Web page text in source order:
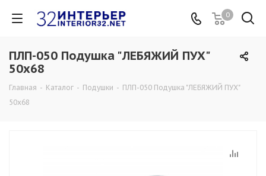
0
ПЛП-050 Подушка "ЛЕБЯЖИЙ ПУХ"
50х68
Главная - Каталог - Подушки - ПЛП-050 Подушка "ЛЕБЯЖИЙ ПУХ"
50х68